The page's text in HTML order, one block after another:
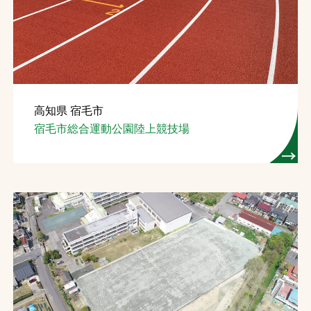
高知県 宿毛市
宿毛市総合運動公園陸上競技場